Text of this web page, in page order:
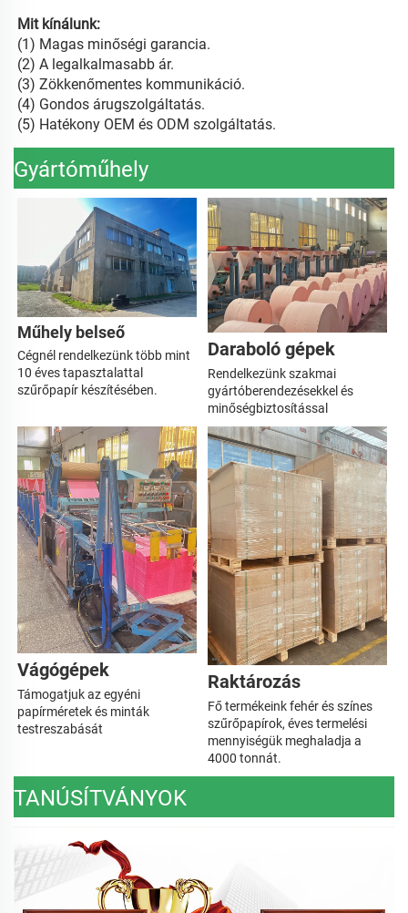
Mit kínálunk:
(1) Magas minőségi garancia.
(2) A legalkalmasabb ár.
(3) Zökkenőmentes kommunikáció.
(4) Gondos árugszolgáltatás.
(5) Hatékony OEM és ODM szolgáltatás.
Gyártóműhely
Műhely belseő
Cégnél rendelkezünk több mint
10 éves tapasztalattal
szűrőpapír készítésében.
Daraboló gépek
Rendelkezünk szakmai
gyártóberendezésekkel és
minőségbiztosítással
Vágógépek
Támogatjuk az egyéni
papírméretek és minták
testreszabását
Raktározás
Fő termékeink fehér és színes
szűrőpapírok, éves termelési
mennyiségük meghaladja a
4000 tonnát.
TANÚSÍTVÁNYOK